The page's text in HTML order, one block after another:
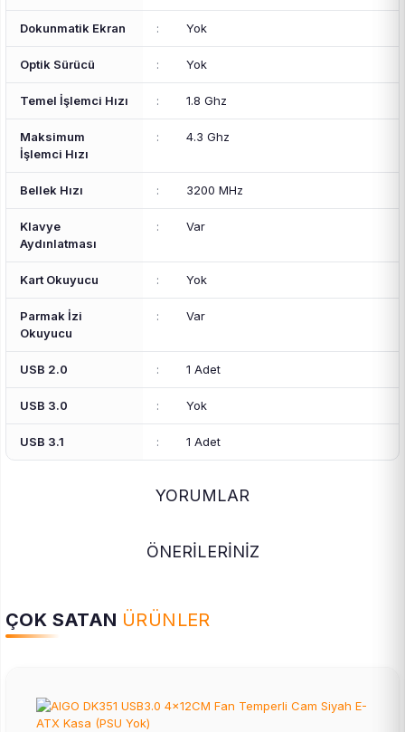
Dokunmatik Ekran : Yok
Optik Sürücü : Yok
Temel İşlemci Hızı : 1.8 Ghz
Maksimum
İşlemci Hızı
: 4.3 Ghz
Bellek Hızı : 3200 MHz
Klavye
Aydınlatması
: Var
Kart Okuyucu : Yok
Parmak İzi
Okuyucu
: Var
USB 2.0 : 1 Adet
USB 3.0 : Yok
USB 3.1 : 1 Adet
YORUMLAR
ÖNERİLERİNİZ
ÇOK SATAN ÜRÜNLER